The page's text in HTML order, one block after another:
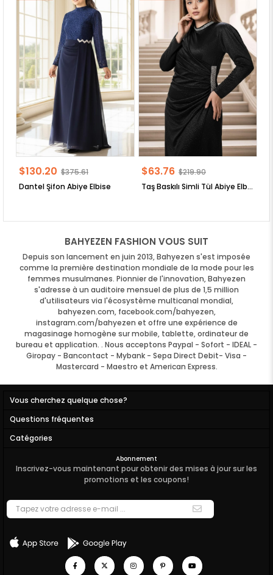
Dantel Şifon Abiye Elbise
$130.20 $375.61
Taş Baskılı Simli Tül Abiye Elbise
$63.76 $219.90
BAHYEZEN FASHION VOUS SUIT
Depuis son lancement en juin 2013, Bahyezen s'est imposée
comme la première destination mondiale de la mode pour les
femmes musulmanes. Pionnier de l'innovation, Bahyezen
s'adresse à un auditoire mensuel de plus de 1,5 million
d'utilisateurs via l'écosystème multicanal mondial,
bahyezen.com, facebook.com/bahyezen,
instagram.com/bahyezen et offre une expérience de
magasinage homogène sur mobile, tablette, ordinateur de
bureau et application. . Nous acceptons Paypal - Sofort - IDEAL -
Giropay - Bancontact - Mybank - Sepa Direct Debit- Visa -
Mastercard - Maestro et American Express.
Vous cherchez quelque chose?
Questions fréquentes
Catégories
Abonnement
Inscrivez-vous maintenant pour obtenir des mises à jour sur les
promotions et les coupons!